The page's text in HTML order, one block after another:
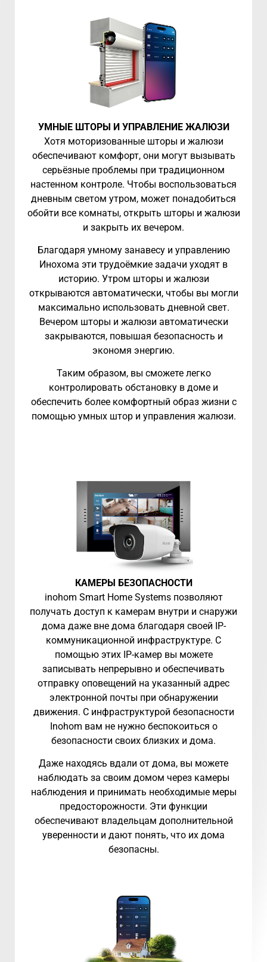
УМНЫЕ ШТОРЫ И УПРАВЛЕНИЕ ЖАЛЮЗИ
Хотя моторизованные шторы и жалюзи
обеспечивают комфорт, они могут вызывать
серьёзные проблемы при традиционном
настенном контроле. Чтобы воспользоваться
дневным светом утром, может понадобиться
обойти все комнаты, открыть шторы и жалюзи
и закрыть их вечером.
Благодаря умному занавесу и управлению
Инохома эти трудоёмкие задачи уходят в
историю. Утром шторы и жалюзи
открываются автоматически, чтобы вы могли
максимально использовать дневной свет.
Вечером шторы и жалюзи автоматически
закрываются, повышая безопасность и
экономя энергию.
Таким образом, вы сможете легко
контролировать обстановку в доме и
обеспечить более комфортный образ жизни с
помощью умных штор и управления жалюзи.
КАМЕРЫ БЕЗОПАСНОСТИ
inohom Smart Home Systems позволяют
получать доступ к камерам внутри и снаружи
дома даже вне дома благодаря своей IP-
коммуникационной инфраструктуре. С
помощью этих IP-камер вы можете
записывать непрерывно и обеспечивать
отправку оповещений на указанный адрес
электронной почты при обнаружении
движения. С инфраструктурой безопасности
Inohom вам не нужно беспокоиться о
безопасности своих близких и дома.
Даже находясь вдали от дома, вы можете
наблюдать за своим домом через камеры
наблюдения и принимать необходимые меры
предосторожности. Эти функции
обеспечивают владельцам дополнительной
уверенности и дают понять, что их дома
безопасны.